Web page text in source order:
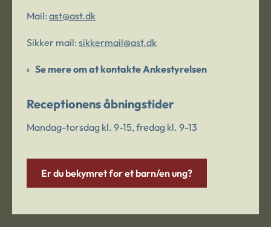
Mail: ast@ast.dk
Sikker mail: sikkermail@ast.dk
Se mere om at kontakte Ankestyrelsen
Receptionens åbningstider
Mandag-torsdag kl. 9-15, fredag kl. 9-13
Er du bekymret for et barn/en ung?